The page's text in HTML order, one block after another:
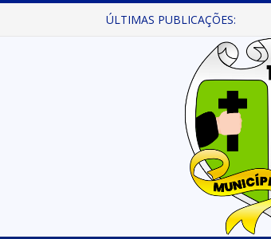
ÚLTIMAS PUBLICAÇÕES: